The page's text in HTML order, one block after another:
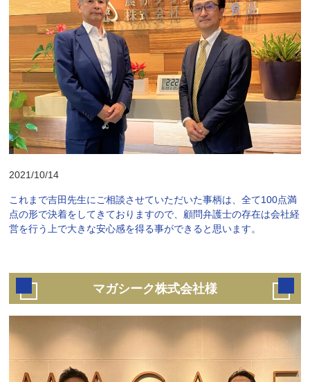
2021/10/14
これまで吉田先生にご相談させていただいた事柄は、全て100点満
点の形で決着をしてきておりますので、顧問弁護士の存在は会社経
営を行う上で大きな安心感を得る事ができると思います。
マガシーク株式会社様